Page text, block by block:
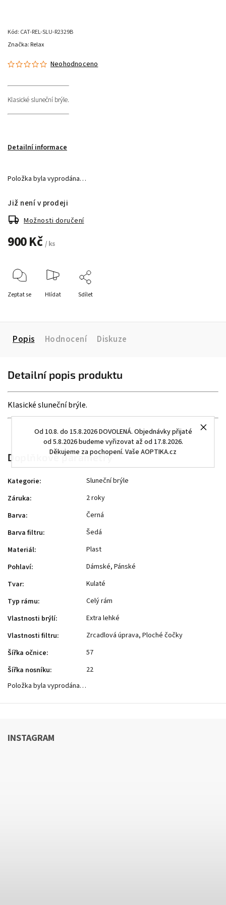
Od 10.8. do 15.8.2026 DOVOLENÁ. Objednávky přijaté
od 5.8.2026 budeme vyřizovat až od 17.8.2026.
Děkujeme za pochopení. Vaše AOPTIKA.cz
Kód: CAT-REL-SLU-R2329B
Neohodnoceno
Klasické sluneční brýle.
Detailní informace
Značka: Relax
Položka byla vyprodána…
900 Kč / ks
Již není v prodeji
Možnosti doručení
Zeptat se Hlídat Sdílet
Popis Hodnocení Diskuze
Detailní popis produktu
Klasické sluneční brýle.
Doplňkové parametry
Kategorie:
Sluneční brýle
Záruka:
2 roky
Barva:
Černá
Barva filtru:
Šedá
Materiál:
Plast
Pohlaví:
Dámské, Pánské
Tvar:
Kulaté
Typ rámu:
Celý rám
Vlastnosti brýlí:
Extra lehké
Vlastnosti filtru:
Zrcadlová úprava, Ploché čočky
Šířka očnice:
57
Šířka nosníku:
22
Položka byla vyprodána…
INSTAGRAM